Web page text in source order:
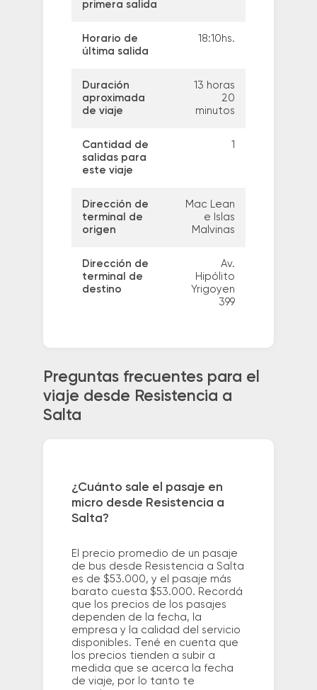
primera salida
Horario de
última salida
18:10hs.
Duración
aproximada
de viaje
13 horas
20
minutos
Cantidad de
salidas para
este viaje
1
Dirección de
terminal de
origen
Mac Lean
e Islas
Malvinas
Dirección de
terminal de
destino
Av.
Hipólito
Yrigoyen
399
Preguntas frecuentes para el
viaje desde Resistencia a
Salta
¿Cuánto sale el pasaje en
micro desde Resistencia a
Salta?
El precio promedio de un pasaje
de bus desde Resistencia a Salta
es de $53.000, y el pasaje más
barato cuesta $53.000. Recordá
que los precios de los pasajes
dependen de la fecha, la
empresa y la calidad del servicio
disponibles. Tené en cuenta que
los precios tienden a subir a
medida que se acerca la fecha
de viaje, por lo tanto te